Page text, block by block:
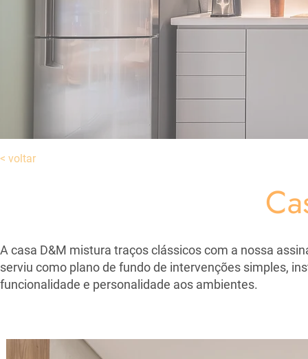
< voltar
A casa D&M mistura traços clássicos com a nossa
serviu como plano de fundo de intervenções simples,
funcionalidade e personalidade aos ambientes.